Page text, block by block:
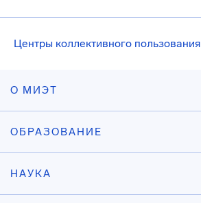
Центры коллективного пользования
О МИЭТ
ОБРАЗОВАНИЕ
НАУКА